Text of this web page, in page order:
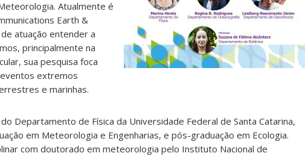
Atualmente é
Earth &
atuação entender a
principalmente na
sua pesquisa foca
extremos
e marinhas.
Departamento de Física da Universidade Federal de Santa Catarina,
em Meteorologia e Engenharias, e pós-graduação em Ecologia.
com doutorado em meteorologia pelo Instituto Nacional de